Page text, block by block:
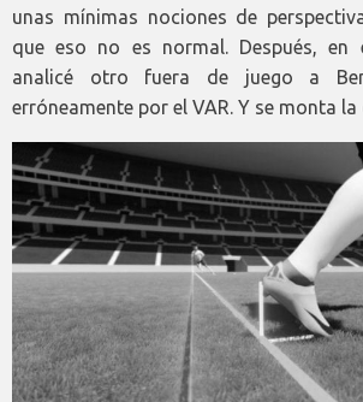
unas mínimas nociones de
que eso no es normal. Después, en
analicé otro fuera de juego a
erróneamente por el VAR. Y se monta la